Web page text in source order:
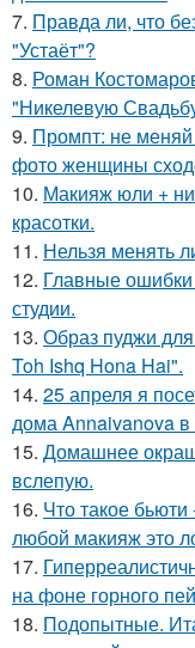
7. Правда ли, что
"Устаёт"?
8. Роман
"Никелевую
9. Промпт: не
фото женщины
10. Макияж юли +
красотки.
11. Нельзя менять
12. Главные ошибки
студии.
13. Образ пуджи
Toh Ishq Hona Hai".
14. 25 апреля я
дома Annaivanova в
15. Домашнее
вслепую.
16. Что такое
любой макияж это
17.
на фоне горного
18. Подопытные.